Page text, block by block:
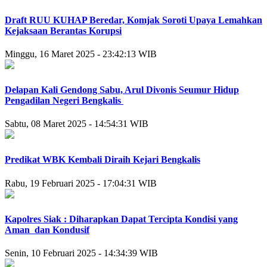
Draft RUU KUHAP Beredar, Komjak Soroti Upaya Lemahkan
Kejaksaan Berantas Korupsi
Minggu, 16 Maret 2025 - 23:42:13 WIB
Delapan Kali Gendong Sabu, Arul Divonis Seumur Hidup
Pengadilan Negeri Bengkalis
Sabtu, 08 Maret 2025 - 14:54:31 WIB
Predikat WBK Kembali Diraih Kejari Bengkalis
Rabu, 19 Februari 2025 - 17:04:31 WIB
Kapolres Siak : Diharapkan Dapat Tercipta Kondisi yang
Aman dan Kondusif
Senin, 10 Februari 2025 - 14:34:39 WIB